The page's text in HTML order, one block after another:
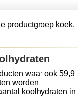
productgroep koek,
waar ook 59,9
worden
koolhydraten in